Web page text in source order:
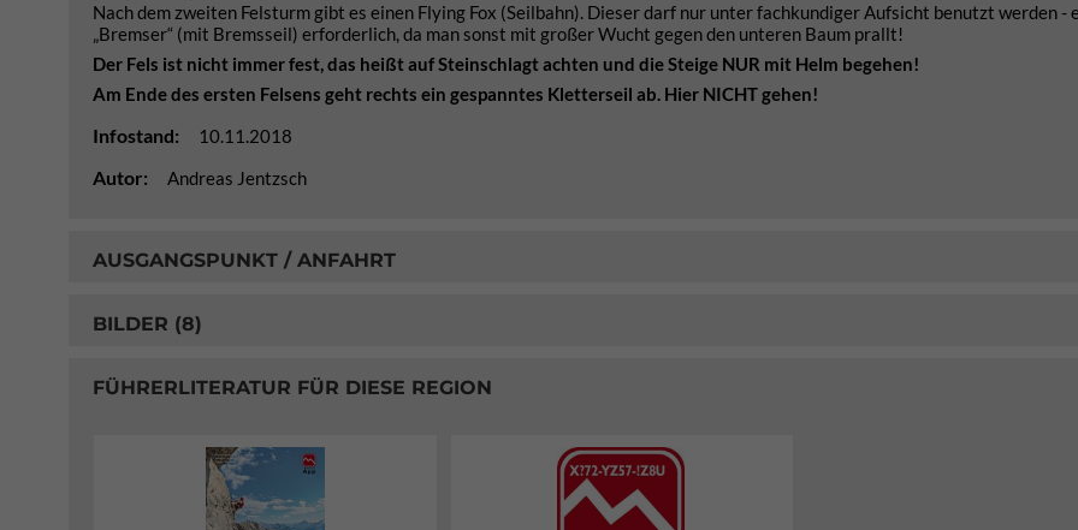
Nach dem zweiten Felsturm gibt es einen Flying Fox (Seilbahn). Dieser darf nur unter fachkundiger Aufsicht benutzt werden -
„Bremser“ (mit Bremsseil) erforderlich, da man sonst mit großer Wucht gegen den unteren Baum prallt!
Der Fels ist nicht immer fest, das heißt auf Steinschlagt achten und die Steige NUR mit Helm begehen!
Am Ende des ersten Felsens geht rechts ein gespanntes Kletterseil ab. Hier NICHT gehen!
Infostand: 10.11.2018
Autor: Andreas Jentzsch
AUSGANGSPUNKT / ANFAHRT
BILDER (8)
FÜHRERLITERATUR FÜR DIESE REGION